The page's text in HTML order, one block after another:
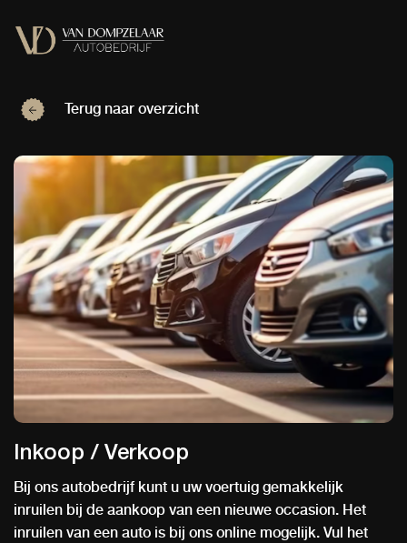
Terug naar overzicht
Inkoop / Verkoop
Bij ons autobedrijf kunt u uw voertuig gemakkelijk
inruilen bij de aankoop van een nieuwe occasion. Het
inruilen van een auto is bij ons online mogelijk. Vul het